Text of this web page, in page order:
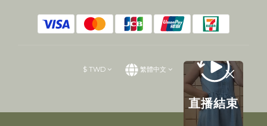
$ TWD 繁體中文
直播結束